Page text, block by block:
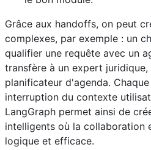
Grâce aux handoffs, on peut
complexes, par exemple : un
qualifier une requête avec un
transfère à un expert juridique,
planificateur d'agenda.
interruption du contexte
LangGraph permet ainsi de
intelligents où la collaboration
logique et efficace.